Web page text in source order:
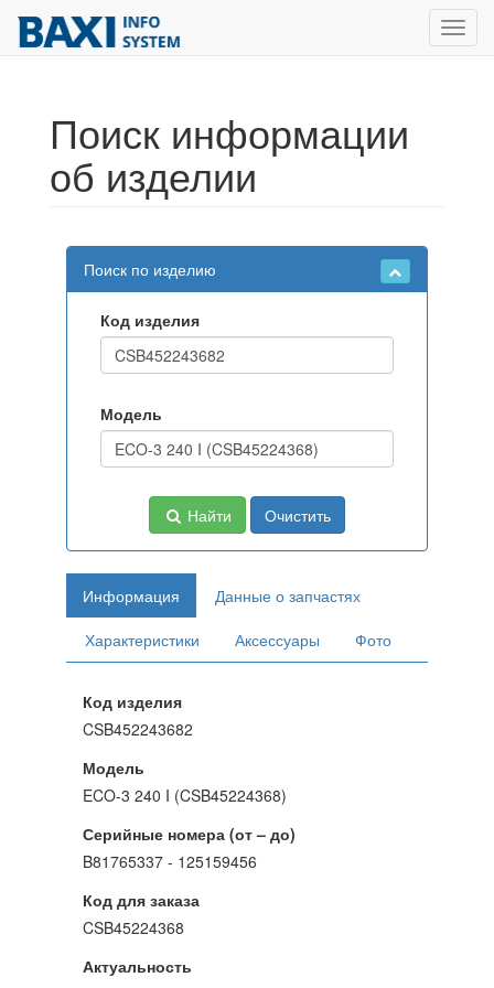
Поиск информации
об изделии
Поиск по изделию
Код изделия
Модель
Найти Очистить
Информация
Данные о запчастях
Характеристики
Аксессуары Фото
Код изделия
CSB452243682
Модель
ECO-3 240 I (CSB45224368)
Серийные номера (от – до)
B81765337 - 125159456
Код для заказа
CSB45224368
Актуальность